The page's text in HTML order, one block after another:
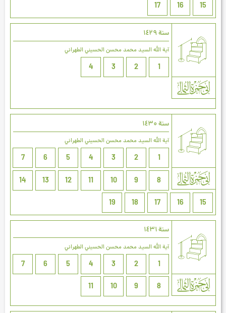
15
16
17
سنة ۱٤۲٩
آية الله السيد محمد محسن الحسيني الطهراني
1
2
3
4
سنة ۱٤۳۰
آية الله السيد محمد محسن الحسيني الطهراني
1
2
3
4
5
6
7
8
9
10
11
12
13
14
15
16
17
18
19
سنة ۱٤۳۱
آية الله السيد محمد محسن الحسيني الطهراني
1
2
3
4
5
6
7
8
9
10
11